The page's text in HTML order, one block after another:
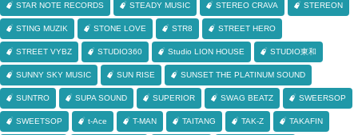
STAR NOTE RECORDS STEADY MUSIC STEREO CRAVA STEREON
STING MUZIK STONE LOVE STR8 STREET HERO
STREET VYBZ STUDIO360 Studio LION HOUSE STUDIO東和
SUNNY SKY MUSIC SUN RISE SUNSET THE PLATINUM SOUND
SUNTRO SUPA SOUND SUPERIOR SWAG BEATZ SWEERSOP
SWEETSOP t-Ace T-MAN TAITANG TAK-Z TAKAFIN